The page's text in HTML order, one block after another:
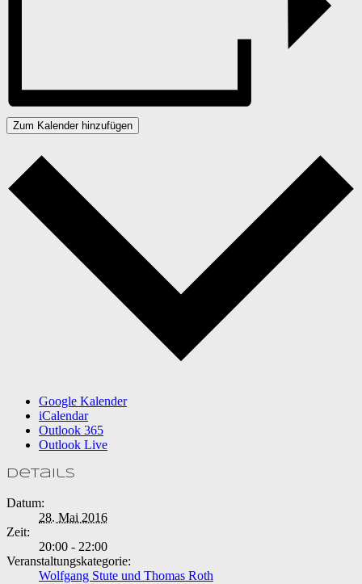
Zum Kalender hinzufügen
Google Kalender
iCalendar
Outlook 365
Outlook Live
Details
Datum:
28. Mai 2016
Zeit:
20:00 - 22:00
Veranstaltungskategorie:
Wolfgang Stute und Thomas Roth